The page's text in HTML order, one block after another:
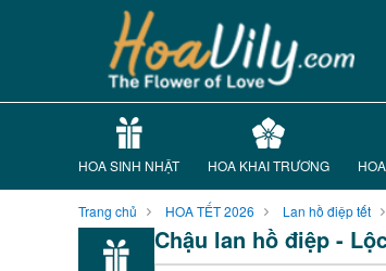
HOA SINH NHẬT HOA KHAI TRƯƠNG
Trang chủ HOA TẾT 2026 Lan hồ điệp tết
Chậu lan hồ điệp -